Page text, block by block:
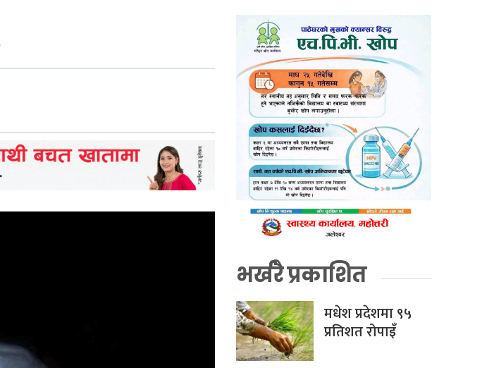
भर्खरै प्रकाशित
मधेश प्रदेशमा ९५
प्रतिशत रोपाइँ